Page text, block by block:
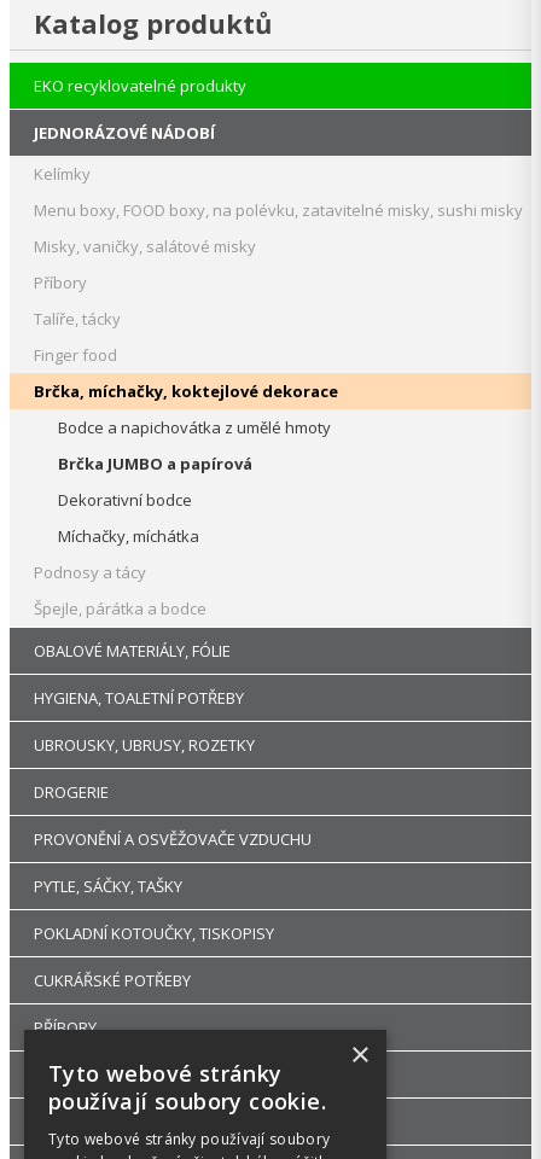
Katalog produktů
EKO recyklovatelné produkty
JEDNORÁZOVÉ NÁDOBÍ
Kelímky
Menu boxy, FOOD boxy, na polévku, zatavitelné misky, sushi misky
Misky, vaničky, salátové misky
Příbory
Talíře, tácky
Finger food
Brčka, míchačky, koktejlové dekorace
Bodce a napichovátka z umělé hmoty
Brčka JUMBO a papírová
Dekorativní bodce
Míchačky, míchátka
Podnosy a tácy
Špejle, párátka a bodce
OBALOVÉ MATERIÁLY, FÓLIE
HYGIENA, TOALETNÍ POTŘEBY
UBROUSKY, UBRUSY, ROZETKY
DROGERIE
PROVONĚNÍ A OSVĚŽOVAČE VZDUCHU
PYTLE, SÁČKY, TAŠKY
POKLADNÍ KOTOUČKY, TISKOPISY
CUKRÁŘSKÉ POTŘEBY
PŘÍBORY
RUKAVICE A OCHRANNÉ PRACOVNÍ POMŮCKY
UHLÍ DŘEVĚNÉ GASTRO A HOŘLAVÉ PASTY
×
Tyto webové stránky
používají soubory cookie.
Tyto webové stránky používají soubory